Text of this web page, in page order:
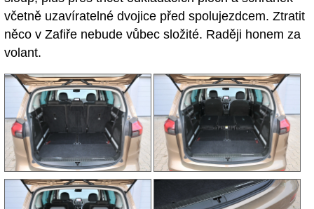
včetně uzavíratelné dvojice před spolujezdcem. Ztratit
něco v Zafiře nebude vůbec složité. Raději honem za
volant.